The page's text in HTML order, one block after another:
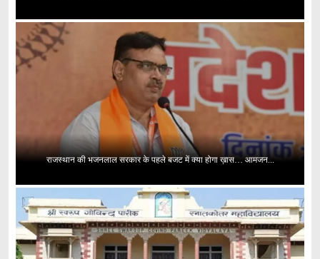
राजस्थान की भजनलाल सरकार के पहले बजट में क्या होगा ख़ास… आमजन...